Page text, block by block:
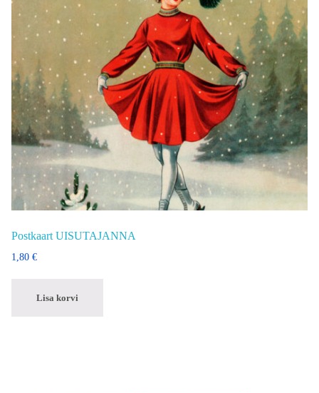
Postkaart UISUTAJANNA
1,80 €
Lisa korvi